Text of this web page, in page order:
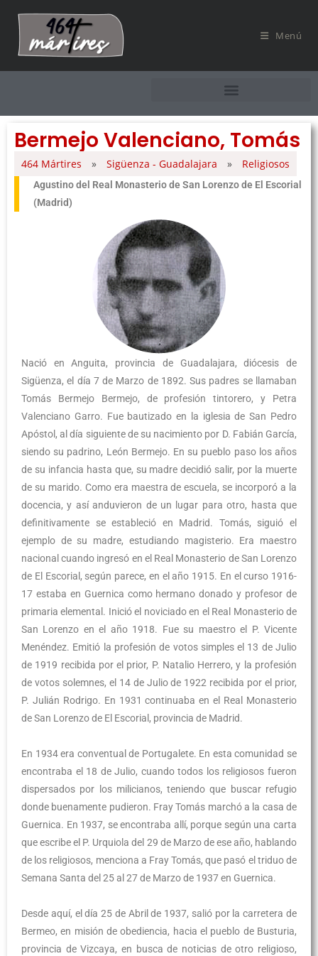
Menú
Bermejo Valenciano, Tomás
464 Mártires » Sigüenza - Guadalajara » Religiosos
Agustino del Real Monasterio de San Lorenzo de El Escorial
(Madrid)
Nació en Anguita, provincia de Guadalajara, diócesis de
Sigüenza, el día 7 de Marzo de 1892. Sus padres se llamaban
Tomás Bermejo Bermejo, de profesión tintorero, y Petra
Valenciano Garro. Fue bautizado en la iglesia de San Pedro
Apóstol, al día siguiente de su nacimiento por D. Fabián García,
siendo su padrino, León Bermejo. En su pueblo paso los años
de su infancia hasta que, su madre decidió salir, por la muerte
de su marido. Como era maestra de escuela, se incorporó a la
docencia, y así anduvieron de un lugar para otro, hasta que
definitivamente se estableció en Madrid. Tomás, siguió el
ejemplo de su madre, estudiando magisterio. Era maestro
nacional cuando ingresó en el Real Monasterio de San Lorenzo
de El Escorial, según parece, en el año 1915. En el curso 1916-
17 estaba en Guernica como hermano donado y profesor de
primaria elemental. Inició el noviciado en el Real Monasterio de
San Lorenzo en el año 1918. Fue su maestro el P. Vicente
Menéndez. Emitió la profesión de votos simples el 13 de Julio
de 1919 recibida por el prior, P. Natalio Herrero, y la profesión
de votos solemnes, el 14 de Julio de 1922 recibida por el prior,
P. Julián Rodrigo. En 1931 continuaba en el Real Monasterio
de San Lorenzo de El Escorial, provincia de Madrid.
En 1934 era conventual de Portugalete. En esta comunidad se
encontraba el 18 de Julio, cuando todos los religiosos fueron
dispersados por los milicianos, teniendo que buscar refugio
donde buenamente pudieron. Fray Tomás marchó a la casa de
Guernica. En 1937, se encontraba allí, porque según una carta
que escribe el P. Urquiola del 29 de Marzo de ese año, hablando
de los religiosos, menciona a Fray Tomás, que pasó el triduo de
Semana Santa del 25 al 27 de Marzo de 1937 en Guernica.
Desde aquí, el día 25 de Abril de 1937, salió por la carretera de
Bermeo, en misión de obediencia, hacia el pueblo de Busturia,
provincia de Vizcaya, en busca de noticias de otro religioso,